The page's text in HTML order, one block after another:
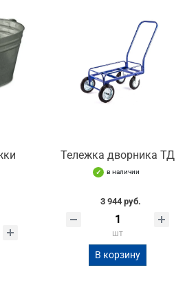
Тележка дворника ТД
в наличии
3 944 руб.
шт
В корзину